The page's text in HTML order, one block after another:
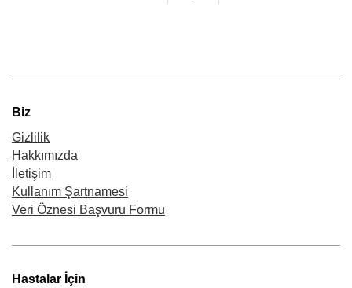
Biz
Gizlilik
Hakkımızda
İletişim
Kullanım Şartnamesi
Veri Öznesi Başvuru Formu
Hastalar İçin